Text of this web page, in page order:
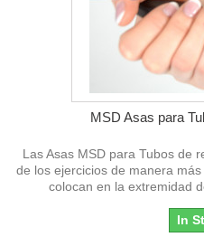
MSD Asas para
Las Asas MSD para Tubos de
de los ejercicios de manera
colocan en la extremidad
In